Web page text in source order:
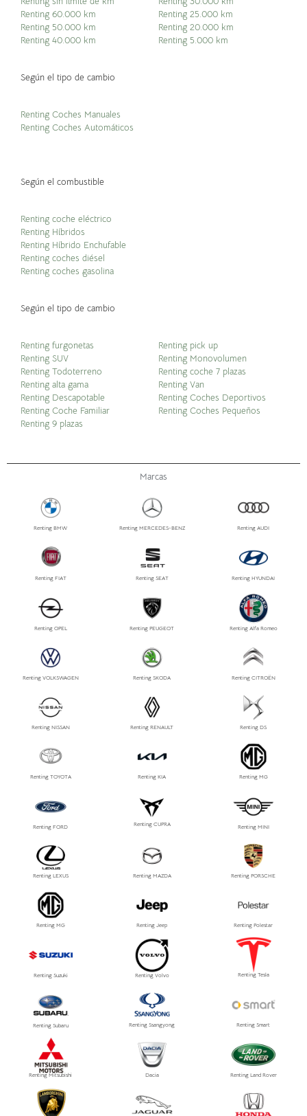
Renting 60.000 km
Renting 50.000 km
Renting 40.000 km
Renting 25.000 km
Renting 20.000 km
Renting 5.000 km
Según el tipo de cambio
Renting Coches Manuales
Renting Coches Automáticos
Según el combustible
Renting coche eléctrico
Renting Híbridos
Renting Híbrido Enchufable
Renting coches diésel
Renting coches gasolina
Según el tipo de cambio
Renting furgonetas
Renting SUV
Renting Todoterreno
Renting alta gama
Renting Descapotable
Renting Coche Familiar
Renting 9 plazas
Renting pick up
Renting Monovolumen
Renting coche 7 plazas
Renting Van
Renting Coches Deportivos
Renting Coches Pequeños
Marcas
Renting BMW Renting MERCEDES-BENZ Renting AUDI
Renting FIAT Renting SEAT Renting HYUNDAI
Renting OPEL Renting PEUGEOT Renting Alfa Romeo
Renting VOLKSWAGEN Renting SKODA Renting CITROËN
Renting NISSAN Renting RENAULT Renting DS
Renting TOYOTA Renting KIA Renting MG
Renting FORD Renting CUPRA Renting MINI
Renting LEXUS Renting MAZDA Renting PORSCHE
Renting MG Renting Jeep Renting Polestar
Renting Suzuki Renting Volvo Renting Tesla
Renting Subaru Renting Ssangyong Renting Smart
Renting Mitsubishi Dacia Renting Land Rover